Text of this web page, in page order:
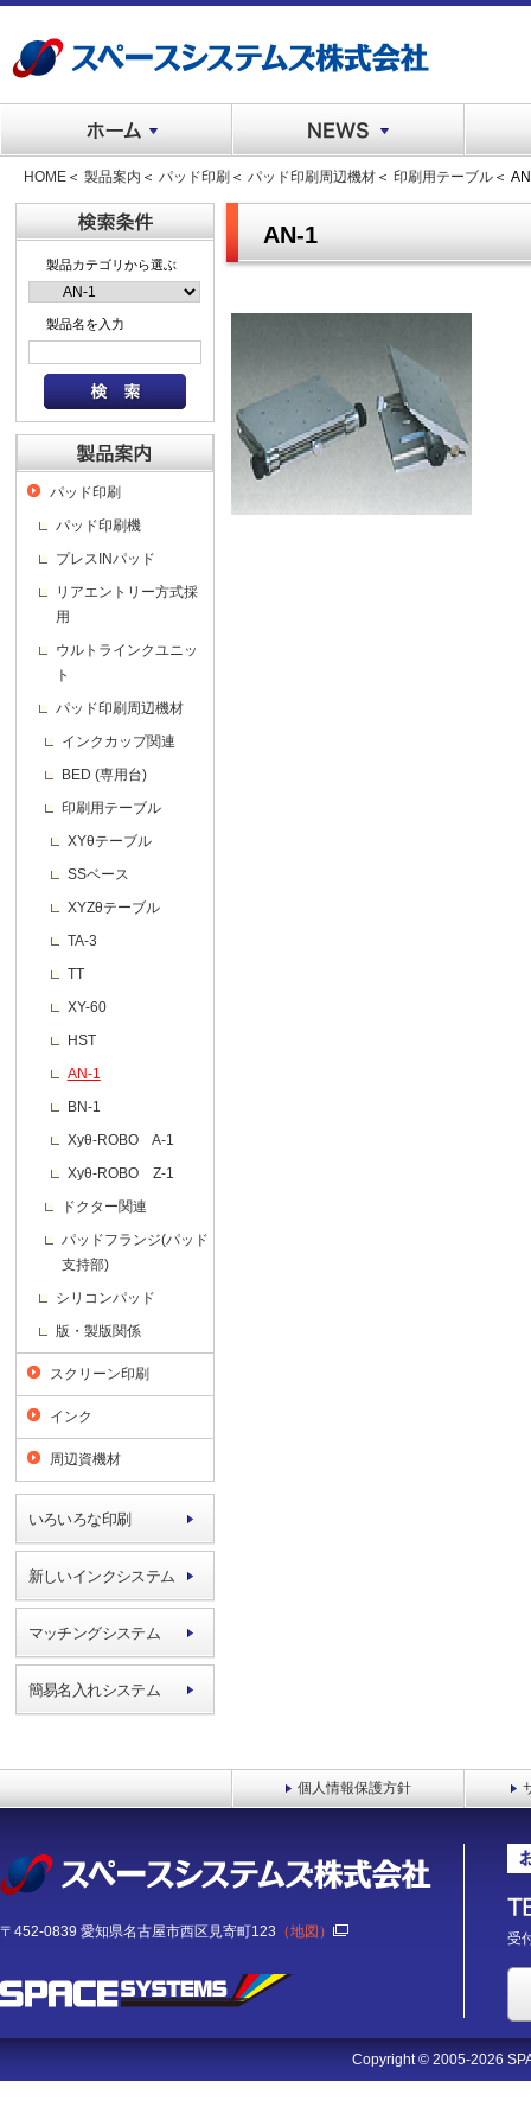
HOME ＜ 製品案内 ＜ パッド印刷 ＜ パッド印刷周辺機材 ＜ 印刷用テーブル ＜
製品カテゴリから選ぶ
製品名を入力
パッド印刷
パッド印刷機
プレスINパッド
リアエントリー方式採
用
ウルトラインクユニッ
ト
パッド印刷周辺機材
インクカップ関連
BED (専用台)
印刷用テーブル
XYθテーブル
SSベース
XYZθテーブル
TA-3
TT
XY-60
HST
AN-1
BN-1
Xyθ-ROBO A-1
Xyθ-ROBO Z-1
ドクター関連
パッドフランジ(パッド
支持部)
シリコンパッド
版・製版関係
スクリーン印刷
インク
周辺資機材
いろいろな印刷
新しいインクシステム
マッチングシステム
簡易名入れシステム
AN-1
個人情報保護方針
〒452-0839 愛知県名古屋市西区見寄町123 （地図） 受
Copyright © 2005-2026